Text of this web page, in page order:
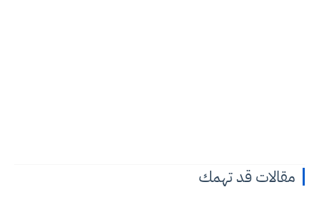
مقالات قد تهمك